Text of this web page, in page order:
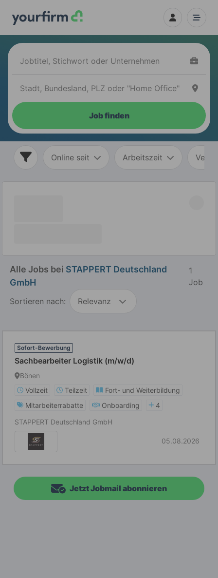
Job finden
Online seit Arbeitszeit
Alle Jobs bei STAPPERT Deutschland
GmbH
1
Job
Sortieren nach:
Relevanz
Sofort-Bewerbung
Sachbearbeiter Logistik (m/w/d)
Bönen
Vollzeit
Teilzeit
Fort- und Weiterbildung
Mitarbeiterrabatte
Onboarding
4
STAPPERT Deutschland GmbH
05.08.2026
Jetzt Jobmail abonnieren